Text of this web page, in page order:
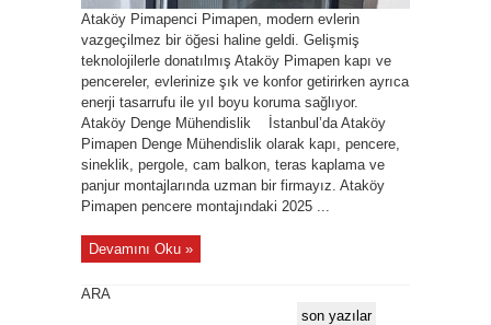
Ataköy Pimapenci Pimapen, modern evlerin
vazgeçilmez bir öğesi haline geldi. Gelişmiş
teknolojilerle donatılmış Ataköy Pimapen kapı ve
pencereler, evlerinize şık ve konfor getirirken ayrıca
enerji tasarrufu ile yıl boyu koruma sağlıyor.
Ataköy Denge Mühendislik İstanbul’da Ataköy
Pimapen Denge Mühendislik olarak kapı, pencere,
sineklik, pergole, cam balkon, teras kaplama ve
panjur montajlarında uzman bir firmayız. Ataköy
Pimapen pencere montajındaki 2025 ...
Devamını Oku »
ARA
son yazılar